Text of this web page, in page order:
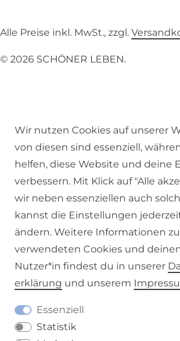
Alle Preise inkl. MwSt., zzgl.
© 2026 SCHÖNER LEBEN.
Impressum
Barrierefreiheitserklärung
Wir nutzen Cookies auf unserer
von diesen sind essenziell,
helfen, diese Website und deine
verbessern. Mit Klick auf "Alle
wir neben essenziellen auch
kannst die Einstellungen
ändern. Weitere Informationen
verwendeten Cookies und
Nutzer*in findest du in unserer
erklärung und unserem
Essenziell
Statistik